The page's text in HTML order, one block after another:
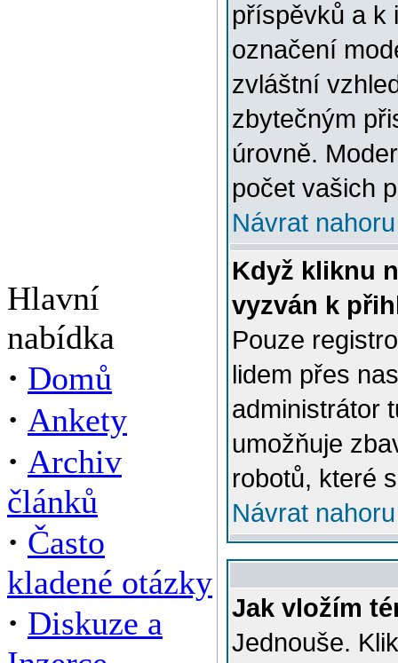
Hlavní
nabídka
· Domů
· Ankety
· Archiv
článků
· Často
kladené otázky
· Diskuze a
příspěvků a k
označení
zvláštní
zbytečným
úrovně.
počet vašich
Návrat nahoru
Když kliknu
vyzván k
Pouze
lidem přes
administrátor
umožňuje
robotů, které
Návrat nahoru
Jak vložím
Jednouše.